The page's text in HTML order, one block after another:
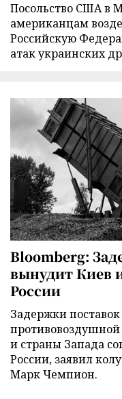
Посольство США в
американцам
Российскую
атак украинских
Bloomberg:
вынудит Киев
России
Задержки
и страны Запада
России, заявил
Марк Чемпион.